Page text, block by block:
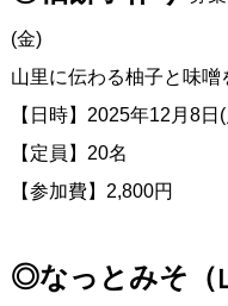
(金)
山里に伝わる柚子と味噌
【日時】2025年12月8
【定員】20名
【参加費】2,800円
◎なっとみそ（